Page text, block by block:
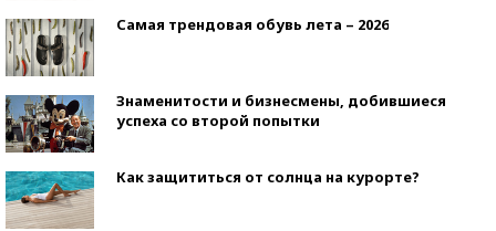
Самая трендовая обувь лета – 2026
Знаменитости и бизнесмены, добившиеся
успеха со второй попытки
Как защититься от солнца на курорте?